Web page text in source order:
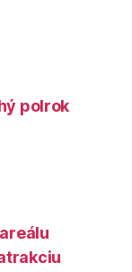
polrok